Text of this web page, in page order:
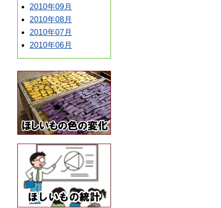
2010年09月
2010年08月
2010年07月
2010年06月